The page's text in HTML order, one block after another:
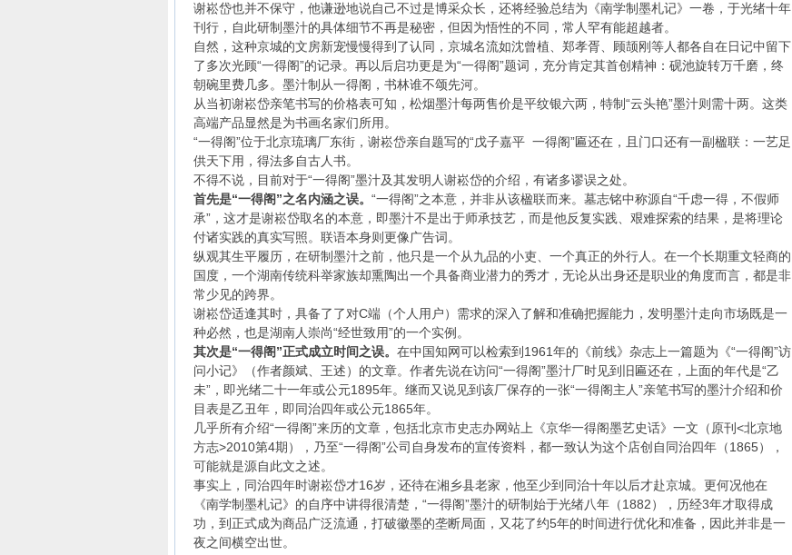
谢崧岱也并不保守，他谦逊地说自己不过是博采众长，还将经验总结为《南学制墨札记》一卷，于光绪十年
刊行，自此研制墨汁的具体细节不再是秘密，但因为悟性的不同，常人罕有能超越者。
自然，这种京城的文房新宠慢慢得到了认同，京城名流如沈曾植、郑孝胥、顾颉刚等人都各自在日记中留下
了多次光顾“一得阁”的记录。再以后启功更是为“一得阁”题词，充分肯定其首创精神：砚池旋转万千磨，终
朝碗里费几多。墨汁制从一得阁，书林谁不颂先河。
从当初谢崧岱亲笔书写的价格表可知，松烟墨汁每两售价是平纹银六两，特制“云头艳”墨汁则需十两。这类
高端产品显然是为书画名家们所用。
“一得阁”位于北京琉璃厂东街，谢崧岱亲自题写的“戊子嘉平 一得阁”匾还在，且门口还有一副楹联：一艺足
供天下用，得法多自古人书。
不得不说，目前对于“一得阁”墨汁及其发明人谢崧岱的介绍，有诸多谬误之处。
首先是“一得阁”之名内涵之误。 “一得阁”之本意，并非从该楹联而来。墓志铭中称源自“千虑一得，不假师
承”，这才是谢崧岱取名的本意，即墨汁不是出于师承技艺，而是他反复实践、艰难探索的结果，是将理论
付诸实践的真实写照。联语本身则更像广告词。
纵观其生平履历，在研制墨汁之前，他只是一个从九品的小吏、一个真正的外行人。在一个长期重文轻商的
国度，一个湖南传统科举家族却熏陶出一个具备商业潜力的秀才，无论从出身还是职业的角度而言，都是非
常少见的跨界。
谢崧岱适逢其时，具备了了对C端（个人用户）需求的深入了解和准确把握能力，发明墨汁走向市场既是一
种必然，也是湖南人崇尚“经世致用”的一个实例。
其次是“一得阁”正式成立时间之误。 在中国知网可以检索到1961年的《前线》杂志上一篇题为《“一得阁”访
问小记》（作者颜斌、王述）的文章。作者先说在访问“一得阁”墨汁厂时见到旧匾还在，上面的年代是“乙
未”，即光绪二十一年或公元1895年。继而又说见到该厂保存的一张“一得阁主人”亲笔书写的墨汁介绍和价
目表是乙丑年，即同治四年或公元1865年。
几乎所有介绍“一得阁”来历的文章，包括北京市史志办网站上《京华一得阁墨艺史话》一文（原刊<北京地
方志>2010第4期），乃至“一得阁”公司自身发布的宣传资料，都一致认为这个店创自同治四年（1865），
可能就是源自此文之述。
事实上，同治四年时谢崧岱才16岁，还待在湘乡县老家，他至少到同治十年以后才赴京城。更何况他在
《南学制墨札记》的自序中讲得很清楚，“一得阁”墨汁的研制始于光绪八年（1882），历经3年才取得成
功，到正式成为商品广泛流通，打破徽墨的垄断局面，又花了约5年的时间进行优化和准备，因此并非是一
夜之间横空出世。